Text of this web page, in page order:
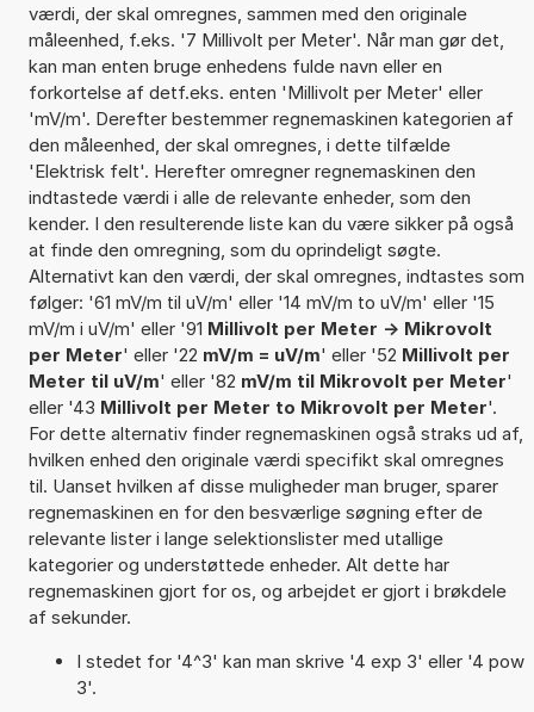
værdi, der skal omregnes, sammen med den originale
måleenhed, f.eks. '7 Millivolt per Meter'. Når man gør det,
kan man enten bruge enhedens fulde navn eller en
forkortelse af detf.eks. enten 'Millivolt per Meter' eller
'mV/m'. Derefter bestemmer regnemaskinen kategorien af
den måleenhed, der skal omregnes, i dette tilfælde
'Elektrisk felt'. Herefter omregner regnemaskinen den
indtastede værdi i alle de relevante enheder, som den
kender. I den resulterende liste kan du være sikker på også
at finde den omregning, som du oprindeligt søgte.
Alternativt kan den værdi, der skal omregnes, indtastes som
følger: '61 mV/m til uV/m' eller '14 mV/m to uV/m' eller '15
mV/m i uV/m' eller '91 Millivolt per Meter -> Mikrovolt
per Meter' eller '22 mV/m = uV/m' eller '52 Millivolt per
Meter til uV/m' eller '82 mV/m til Mikrovolt per Meter'
eller '43 Millivolt per Meter to Mikrovolt per Meter'.
For dette alternativ finder regnemaskinen også straks ud af,
hvilken enhed den originale værdi specifikt skal omregnes
til. Uanset hvilken af disse muligheder man bruger, sparer
regnemaskinen en for den besværlige søgning efter de
relevante lister i lange selektionslister med utallige
kategorier og understøttede enheder. Alt dette har
regnemaskinen gjort for os, og arbejdet er gjort i brøkdele
af sekunder.
I stedet for '4^3' kan man skrive '4 exp 3' eller '4 pow
3'.